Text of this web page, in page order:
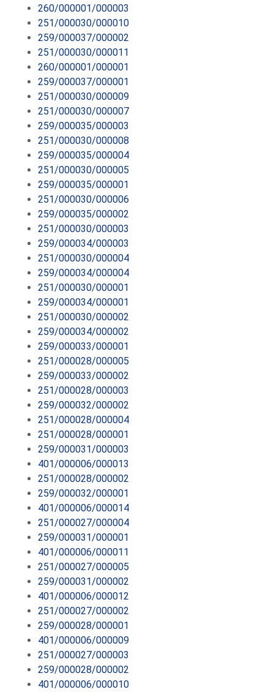
260/000001/000003
251/000030/000010
259/000037/000002
251/000030/000011
260/000001/000001
259/000037/000001
251/000030/000009
251/000030/000007
259/000035/000003
251/000030/000008
259/000035/000004
251/000030/000005
259/000035/000001
251/000030/000006
259/000035/000002
251/000030/000003
259/000034/000003
251/000030/000004
259/000034/000004
251/000030/000001
259/000034/000001
251/000030/000002
259/000034/000002
259/000033/000001
251/000028/000005
259/000033/000002
251/000028/000003
259/000032/000002
251/000028/000004
251/000028/000001
259/000031/000003
401/000006/000013
251/000028/000002
259/000032/000001
401/000006/000014
251/000027/000004
259/000031/000001
401/000006/000011
251/000027/000005
259/000031/000002
401/000006/000012
251/000027/000002
259/000028/000001
401/000006/000009
251/000027/000003
259/000028/000002
401/000006/000010